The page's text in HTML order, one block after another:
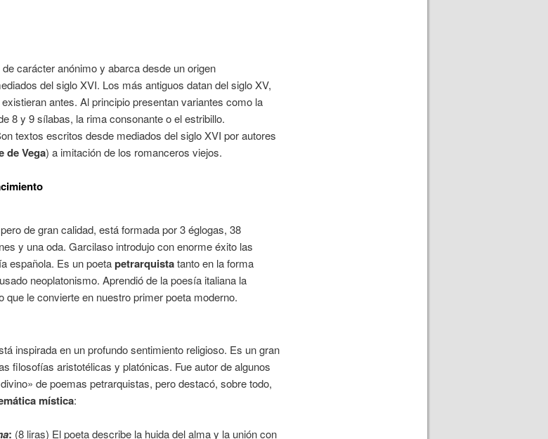
de carácter anónimo y abarca desde un origen
del siglo XVI. Los más antiguos datan del siglo XV,
antes. Al principio presentan variantes como la
8 y 9 sílabas, la rima consonante o el estribillo.
textos escritos desde mediados del siglo XVI por autores
de Vega) a imitación de los romanceros viejos.
de gran calidad, está formada por 3 églogas, 38
y una oda. Garcilaso introdujo con enorme éxito las
española. Es un poetapetrarquistatanto en la forma
neoplatonismo. Aprendió de la poesía italiana la
que le convierte en nuestro primer poeta moderno.
inspirada en un profundo sentimiento religioso. Es un gran
filosofías aristotélicas y platónicas. Fue autor de algunos
de poemas petrarquistas, pero destacó, sobre todo,
mística:
: (8 liras) El poeta describe la huida del alma y la unión con